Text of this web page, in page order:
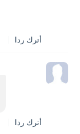
أترك ردا
أترك ردا